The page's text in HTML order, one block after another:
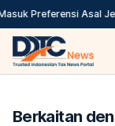
Preferensi Asal
Berkaitan